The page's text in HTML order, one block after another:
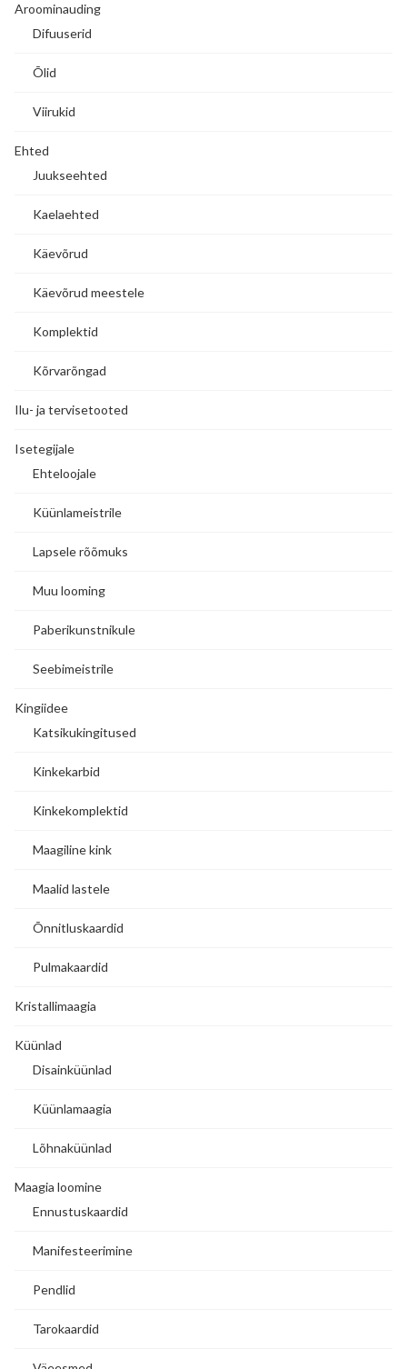
Aroominauding
Difuuserid
Õlid
Viirukid
Ehted
Juukseehted
Kaelaehted
Käevõrud
Käevõrud meestele
Komplektid
Kõrvarõngad
Ilu- ja tervisetooted
Isetegijale
Ehteloojale
Küünlameistrile
Lapsele rõõmuks
Muu looming
Paberikunstnikule
Seebimeistrile
Kingiidee
Katsikukingitused
Kinkekarbid
Kinkekomplektid
Maagiline kink
Maalid lastele
Õnnitluskaardid
Pulmakaardid
Kristallimaagia
Küünlad
Disainküünlad
Küünlamaagia
Lõhnaküünlad
Maagia loomine
Ennustuskaardid
Manifesteerimine
Pendlid
Tarokaardid